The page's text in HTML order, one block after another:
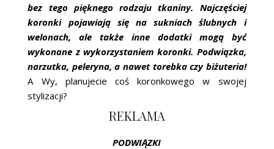
bez tego pięknego rodzaju tkaniny. Najczęściej
koronki pojawiają się na sukniach ślubnych i
welonach, ale także inne dodatki mogą być
wykonane z wykorzystaniem koronki. Podwiązka,
narzutka, peleryna, a nawet torebka czy biżuteria!
A Wy, planujecie coś koronkowego w swojej
stylizacji?
REKLAMA
PODWIĄZKI